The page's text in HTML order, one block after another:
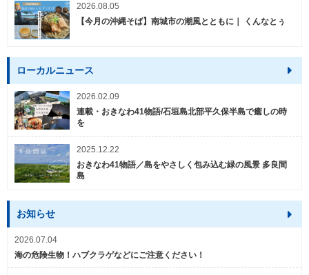
2026.08.05
【今月の沖縄そば】南城市の潮風とともに｜ くんなとぅ
ローカルニュース
2026.02.09
連載・おきなわ41物語/石垣島北部平久保半島で癒しの時
を
2025.12.22
おきなわ41物語／島をやさしく包み込む緑の風景 多良間
島
お知らせ
2026.07.04
海の危険生物！ハブクラゲなどにご注意ください！